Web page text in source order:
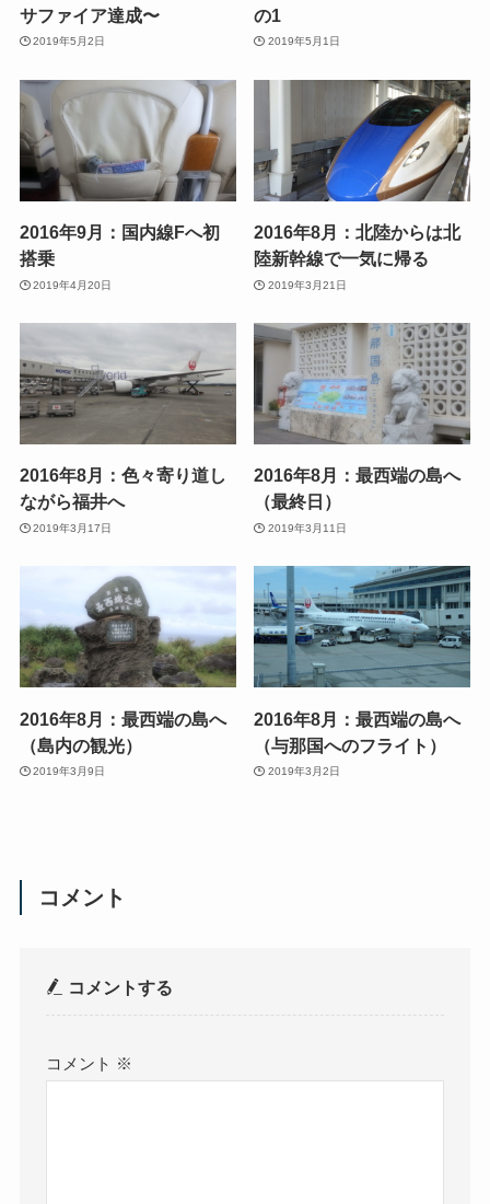
サファイア達成〜
2019年5月2日
の1
2019年5月1日
2016年9月：国内線Fへ初
搭乗
2019年4月20日
2016年8月：北陸からは北
陸新幹線で一気に帰る
2019年3月21日
2016年8月：色々寄り道し
ながら福井へ
2019年3月17日
2016年8月：最西端の島へ
（最終日）
2019年3月11日
2016年8月：最西端の島へ
（島内の観光）
2019年3月9日
2016年8月：最西端の島へ
（与那国へのフライト）
2019年3月2日
コメント
コメントする
コメント ※